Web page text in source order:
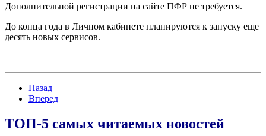
Дополнительной регистрации на сайте ПФР не требуется.
До конца года в Личном кабинете планируются к запуску еще
десять новых сервисов.
Назад
Вперед
ТОП-5 самых читаемых новостей